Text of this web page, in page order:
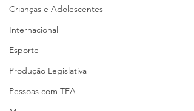
Crianças e Adolescentes
Internacional
Esporte
Produção Legislativa
Pessoas com TEA